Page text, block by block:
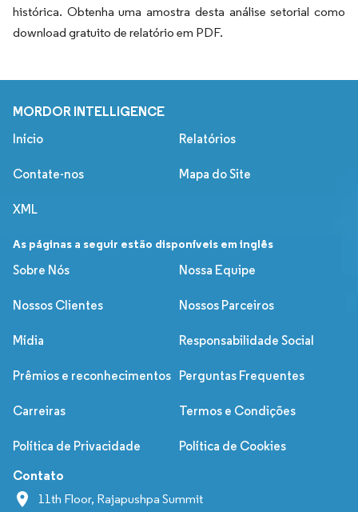
histórica. Obtenha uma amostra desta análise setorial como
download gratuito de relatório em PDF.
MORDOR INTELLIGENCE
Início Relatórios
Contate-nos Mapa do Site
XML
As páginas a seguir estão disponíveis em inglês
Sobre Nós
Nossa Equipe
Nossos Clientes Nossos Parceiros
Mídia Responsabilidade Social
Prêmios e reconhecimentos Perguntas Frequentes
Carreiras Termos e Condições
Política de Privacidade Política de Cookies
Contato
11th Floor, Rajapushpa Summit